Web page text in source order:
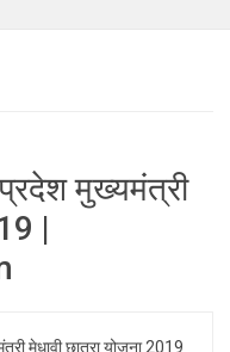
मुख्यमंत्री
|
मेधावी छात्रा योजना 2019